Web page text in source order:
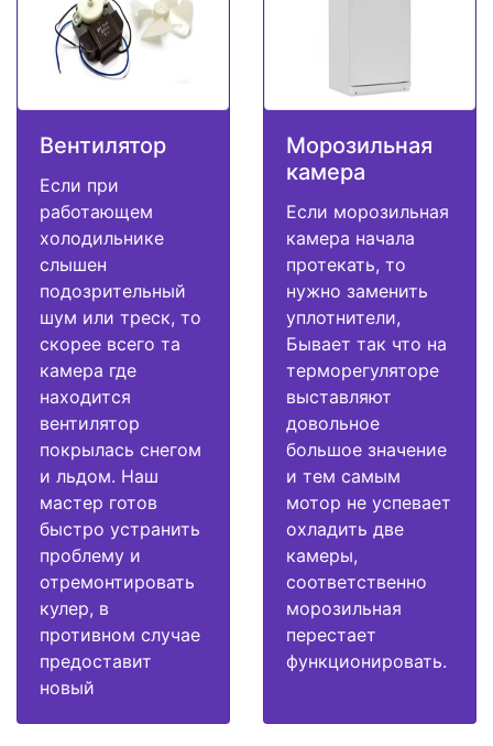
Вентилятор
Если при
работающем
холодильнике
слышен
подозрительный
шум или треск, то
скорее всего та
камера где
находится
вентилятор
покрылась снегом
и льдом. Наш
мастер готов
быстро устранить
проблему и
отремонтировать
кулер, в
противном случае
предоставит
новый
Морозильная
камера
Если морозильная
камера начала
протекать, то
нужно заменить
уплотнители,
Бывает так что на
терморегуляторе
выставляют
довольное
большое значение
и тем самым
мотор не успевает
охладить две
камеры,
соответственно
морозильная
перестает
функционировать.